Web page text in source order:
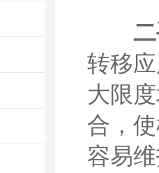
转移
大限
合，
容易